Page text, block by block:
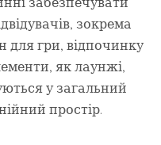
забезпечувати
зокрема
для гри, відпочинку
як лаунжі,
у загальний
простір.